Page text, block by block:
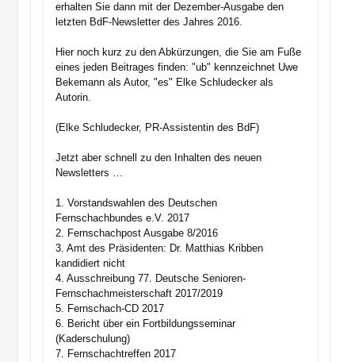
erhalten Sie dann mit der Dezember-Ausgabe den
letzten BdF-Newsletter des Jahres 2016.
Hier noch kurz zu den Abkürzungen, die Sie am Fuße
eines jeden Beitrages finden: "ub" kennzeichnet Uwe
Bekemann als Autor, "es" Elke Schludecker als
Autorin.
(Elke Schludecker, PR-Assistentin des BdF)
Jetzt aber schnell zu den Inhalten des neuen
Newsletters …
1. Vorstandswahlen des Deutschen
Fernschachbundes e.V. 2017
2. Fernschachpost Ausgabe 8/2016
3. Amt des Präsidenten: Dr. Matthias Kribben
kandidiert nicht
4. Ausschreibung 77. Deutsche Senioren-
Fernschachmeisterschaft 2017/2019
5. Fernschach-CD 2017
6. Bericht über ein Fortbildungsseminar
(Kaderschulung)
7. Fernschachtreffen 2017